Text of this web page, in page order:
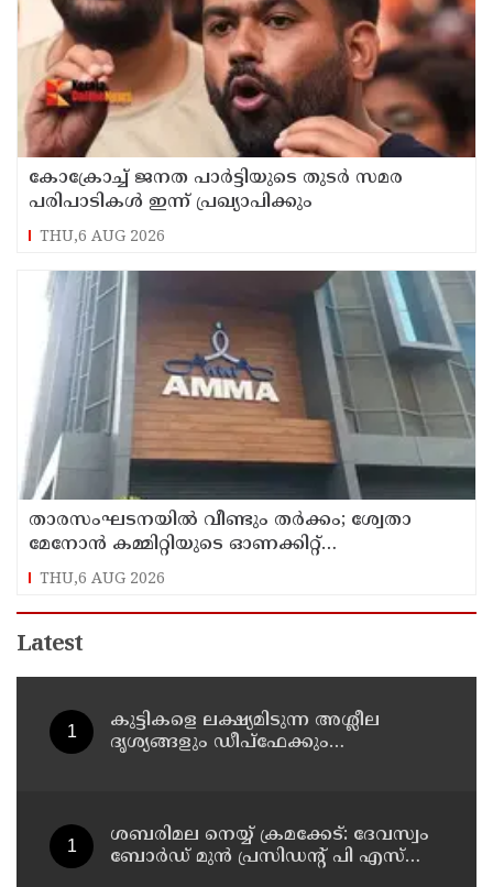
കോക്രോച്ച് ജനത പാര്‍ട്ടിയുടെ തുടര്‍ സമര
പരിപാടികള്‍ ഇന്ന് പ്രഖ്യാപിക്കും
THU,6 AUG 2026
താരസംഘടനയില്‍ വീണ്ടും തര്‍ക്കം; ശ്വേതാ
മേനോന്‍ കമ്മിറ്റിയുടെ ഓണക്കിറ്റ്
വിതരണത്തിനെതിരെ ഒരുവിഭാഗം താരങ്ങള്‍
THU,6 AUG 2026
Latest
കുട്ടികളെ ലക്ഷ്യമിടുന്ന അശ്ലീല
ദൃശ്യങ്ങളും ഡീപ്ഫേക്കും
ശബരിമല നെയ്യ് ക്രമക്കേട്: ദേവസ്വം
ബോര്‍ഡ് മുന്‍ പ്രസിഡന്റ് പി എസ്